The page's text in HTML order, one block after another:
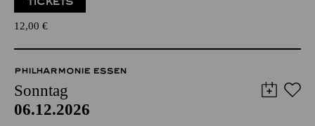
Für Jugendliche und Kinder ab 10 Jahren
12,00€
PHILHARMONIE ESSEN